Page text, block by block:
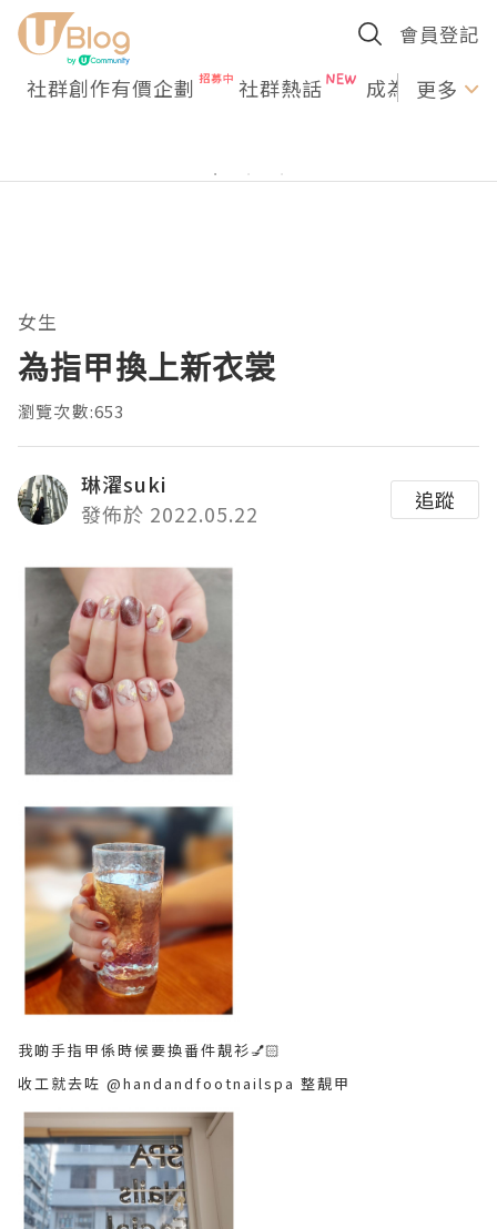
會員登記
社群創作有價企劃 社群熱話 成為U更多
女生
為指甲換上新衣裳
瀏覽次數:653
琳濯suki
發佈於 2022.05.22
追蹤
我啲手指甲係時候要換番件靚衫💅🏻
收工就去咗 @handandfootnailspa 整靚甲